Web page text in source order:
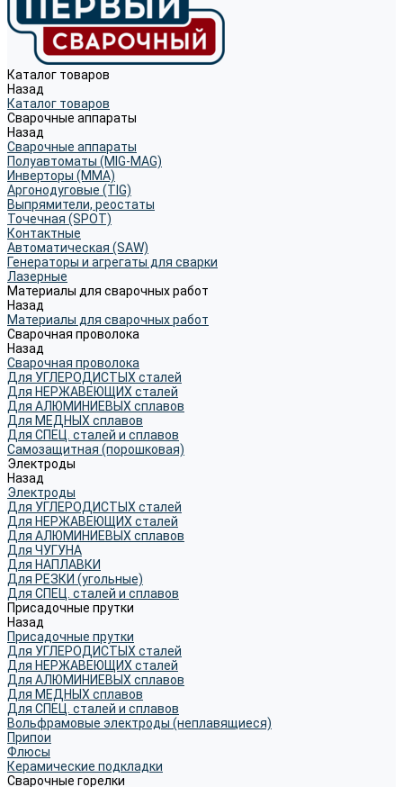
Каталог товаров
Назад
Каталог товаров
Сварочные аппараты
Назад
Сварочные аппараты
Полуавтоматы (MIG-MAG)
Инверторы (MMA)
Аргонодуговые (TIG)
Выпрямители, реостаты
Точечная (SPOT)
Контактные
Автоматическая (SAW)
Генераторы и агрегаты для сварки
Лазерные
Материалы для сварочных работ
Назад
Материалы для сварочных работ
Сварочная проволока
Назад
Сварочная проволока
Для УГЛЕРОДИСТЫХ сталей
Для НЕРЖАВЕЮЩИХ сталей
Для АЛЮМИНИЕВЫХ сплавов
Для МЕДНЫХ сплавов
Для СПЕЦ. сталей и сплавов
Самозащитная (порошковая)
Электроды
Назад
Электроды
Для УГЛЕРОДИСТЫХ сталей
Для НЕРЖАВЕЮЩИХ сталей
Для АЛЮМИНИЕВЫХ сплавов
Для ЧУГУНА
Для НАПЛАВКИ
Для РЕЗКИ (угольные)
Для СПЕЦ. сталей и сплавов
Присадочные прутки
Назад
Присадочные прутки
Для УГЛЕРОДИСТЫХ сталей
Для НЕРЖАВЕЮЩИХ сталей
Для АЛЮМИНИЕВЫХ сплавов
Для МЕДНЫХ сплавов
Для СПЕЦ. сталей и сплавов
Вольфрамовые электроды (неплавящиеся)
Припои
Флюсы
Керамические подкладки
Сварочные горелки